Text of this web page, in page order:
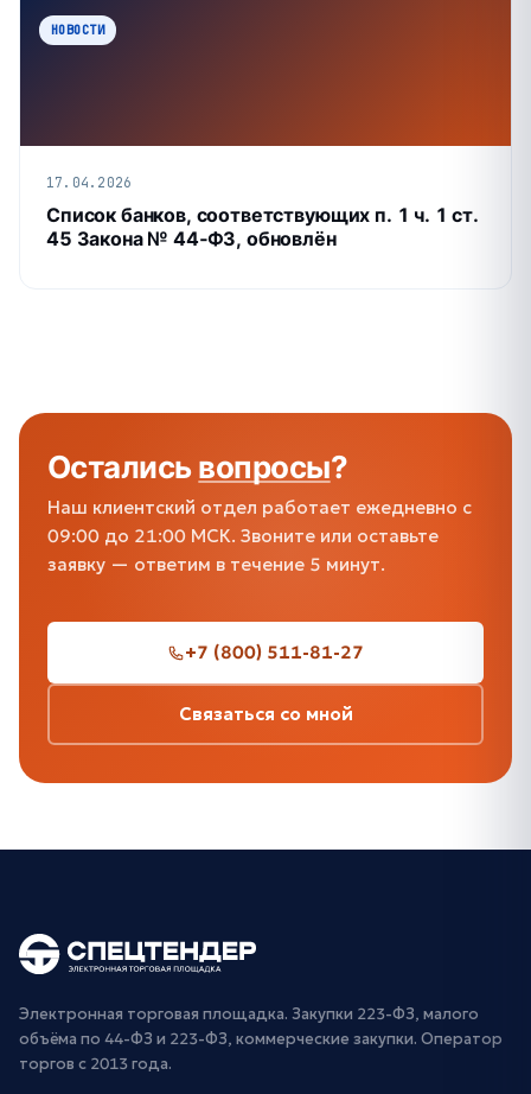
НОВОСТИ
17.04.2026
Список банков, соответствующих п. 1 ч. 1 ст.
45 Закона № 44‑ФЗ, обновлён
Осталисьвопросы?
Наш клиентский отдел работает ежедневно с
09:00 до 21:00 МСК. Звоните или оставьте
заявку — ответим в течение 5 минут.
+7 (800) 511-81-27
Связаться со мной
Электронная торговая площадка. Закупки 223-ФЗ, малого
объёма по 44-ФЗ и 223-ФЗ, коммерческие закупки. Оператор
торгов с 2013 года.